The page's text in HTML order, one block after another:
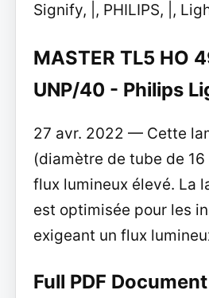
Signify, |, PHILIPS, |,
MASTER TL5 HO
UNP/40 - Philips
27 avr. 2022 — Cette
(diamètre de tube de
flux lumineux élevé. La
est optimisée pour les
exigeant un flux
Full PDF Document